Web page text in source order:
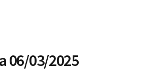
06/03/2025